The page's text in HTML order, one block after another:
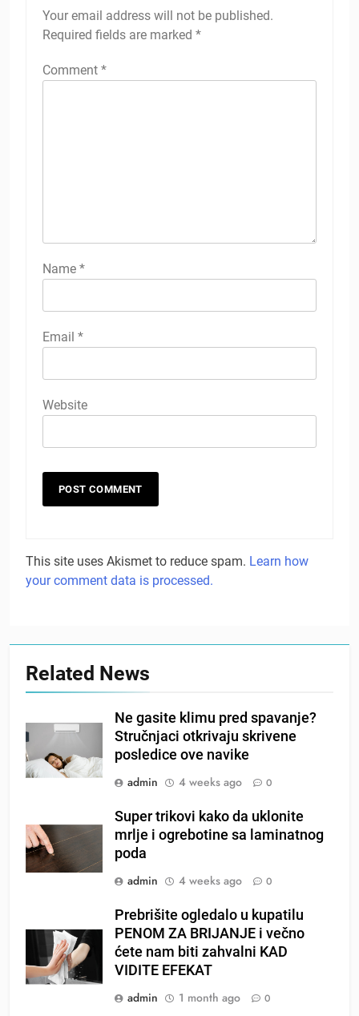
Your email address will not be published.
Required fields are marked *
Comment *
Name *
Email *
Website
This site uses Akismet to reduce spam. Learn how
your comment data is processed.
Related News
Ne gasite klimu pred spavanje?
Stručnjaci otkrivaju skrivene
posledice ove navike
admin
4 weeks ago 0
Super trikovi kako da uklonite
mrlje i ogrebotine sa laminatnog
poda
admin
4 weeks ago 0
Prebrišite ogledalo u kupatilu
PENOM ZA BRIJANJE i večno
ćete nam biti zahvalni KAD
VIDITE EFEKAT
admin
1 month ago 0